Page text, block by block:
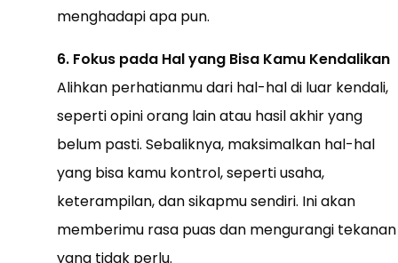
menghadapi apa pun.
6. Fokus pada Hal yang Bisa Kamu Kendalikan
Alihkan perhatianmu dari hal-hal di luar kendali,
seperti opini orang lain atau hasil akhir yang
belum pasti. Sebaliknya, maksimalkan hal-hal
yang bisa kamu kontrol, seperti usaha,
keterampilan, dan sikapmu sendiri. Ini akan
memberimu rasa puas dan mengurangi tekanan
yang tidak perlu.